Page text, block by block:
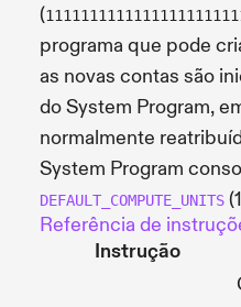
(
programa que pode
as novas contas são
do System Program,
normalmente
System Program
DEFAULT_COMPUTE_UNITS
Referência de
Instrução